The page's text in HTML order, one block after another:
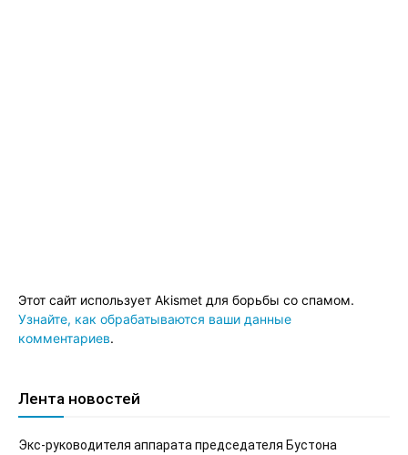
Этот сайт использует Akismet для борьбы со спамом.
Узнайте, как обрабатываются ваши данные
комментариев.
Лента новостей
Экс-руководителя аппарата председателя Бустона